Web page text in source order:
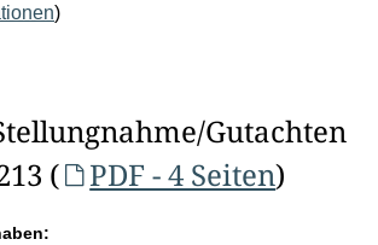
)
Gutachten
(
PDF - 4 Seiten)